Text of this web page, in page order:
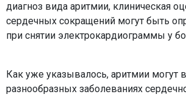
диагноз вида аритмии, клиническая
сердечных сокращений могут быть
при снятии электрокардиограммы у
Как уже указывалось, аритмии могут
разнообразных заболеваниях